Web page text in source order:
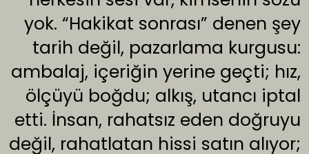
yok. “Hakikat sonrası” denen şey
tarih değil, pazarlama kurgusu:
ambalaj, içeriğin yerine geçti; hız,
ölçüyü boğdu; alkış, utancı iptal
etti. İnsan, rahatsız eden doğruyu
değil, rahatlatan hissi satın alıyor;